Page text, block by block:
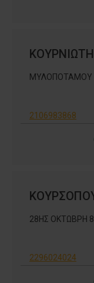
ΜΥΛΟΠΟΤΑΜΟΥ
2106983868
28ΗΣ ΟΚΤΩΒΡΗ
2296024024